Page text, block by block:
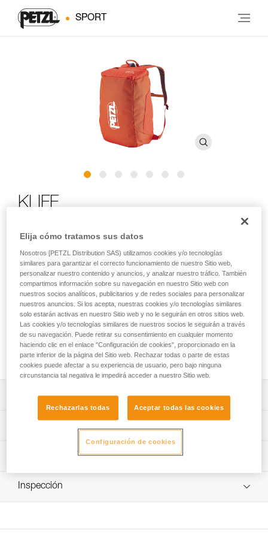
SPORT
KLIFF
Bolsa para cuerda para escalada deportiva en pared
¡Para pasar una buena jornada en la roca! La KLIFF te
permite transportar hasta 100 m de cuerda, así como el
material de escalada necesario para tu progresión: arnés,
pies de gato, cintas... Su sistema de abertura situado en la
espalda te permitirá acceder rápidamente a tu material. Su
lona amovible permite delimitar un espacio limpio para la
cuerda. Sus tirantes acolchados y ajustables te permiten
transportar confortablemente tus pertenencias hasta pie de
vía.
Descripción
Bolsa para cuerda completa, diseñada para la escalada
deportiva en pared:
- Gran capacidad de 36 litros, que permite llevar hasta
100 m de cuerda o una cuerda doble, así como todo el
gato...).
- Tejido exterior robusto, resistente a la abrasión.
Materiales: tejidos y cintas de poliéster, gancho de
Información técnica
FAQ
Inspección
Elija cómo tratamos sus datos
Nosotros [PETZL Distribution SAS) utilizamos cookies y/o tecnologías
similares para garantizar el correcto funcionamiento de nuestro Sitio web,
personalizar nuestro contenido y anuncios, y analizar nuestro tráfico. También
compartimos información sobre su navegación en nuestro Sitio web con
nuestros socios analíticos, publicitarios y de redes sociales para personalizar
nuestros anuncios. Si los acepta, nuestras cookies y/o tecnologías similares
solo estarán activas en nuestro Sitio web y no le seguirán en otros sitios web.
Las cookies y/o tecnologías similares de nuestros socios le seguirán a través
de su navegación. Puede retirar su consentimiento en cualquier momento
haciendo clic en el enlace "Configuración de cookies", proporcionado en la
parte inferior de la página del Sitio web. Rechazar todas o parte de estas
cookies puede afectar a su experiencia de usuario, pero bajo ninguna
circunstancia tal negativa le impedirá acceder a nuestro Sitio web.
Rechazarlas todas Aceptar todas las cookies
Configuración de cookies